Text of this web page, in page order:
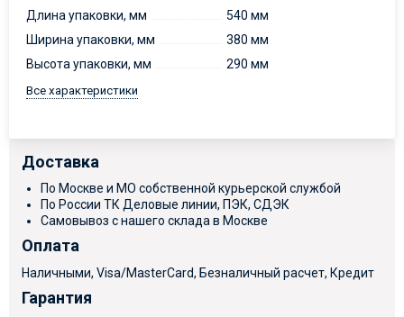
Длина упаковки, мм
540 мм
Ширина упаковки, мм
380 мм
Высота упаковки, мм
290 мм
Все характеристики
Доставка
По Москве и МО собственной курьерской службой
По России ТК Деловые линии, ПЭК, СДЭК
Самовывоз с нашего склада в Москве
Оплата
Наличными, Visa/MasterCard, Безналичный расчет, Кредит
Гарантия